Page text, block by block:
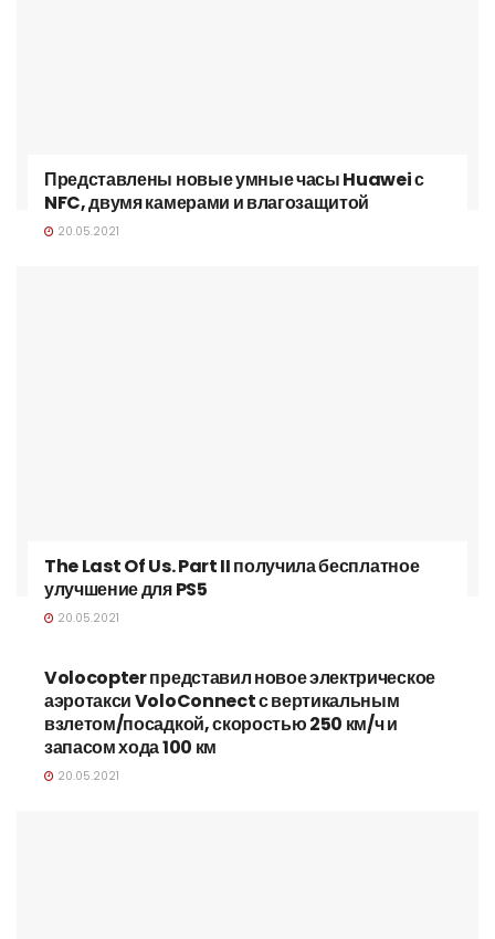
Представлены новые умные часы Huawei с
NFC, двумя камерами и влагозащитой
20.05.2021
The Last Of Us. Part II получила бесплатное
улучшение для PS5
20.05.2021
Volocopter представил новое электрическое
аэротакси VoloConnect с вертикальным
взлетом/посадкой, скоростью 250 км/ч и
запасом хода 100 км
20.05.2021